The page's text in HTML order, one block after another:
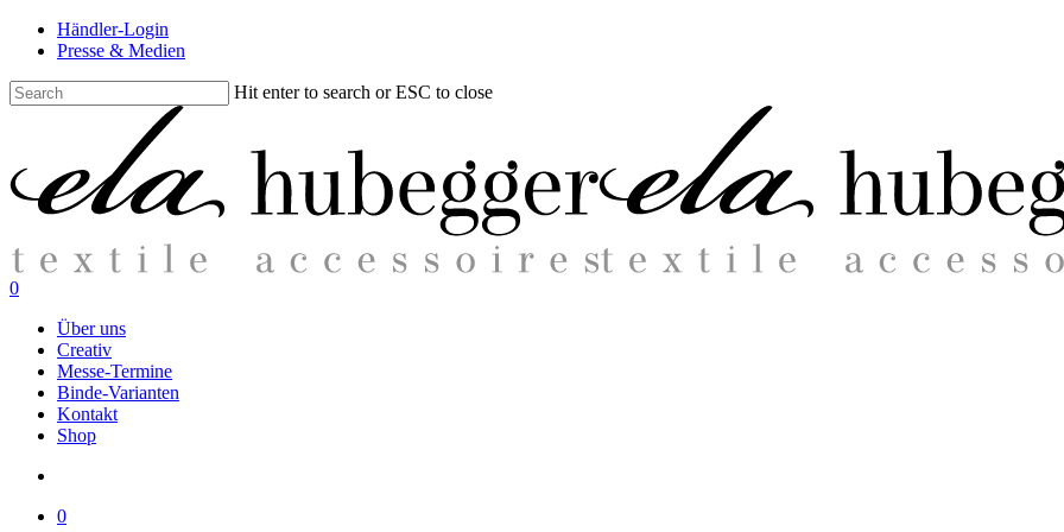
Skip
content
Händler-Login
Presse & Medien
Hit enter to search or ESC to close
search
0
Über uns
Creativ
Messe-Termine
Binde-Varianten
Kontakt
Shop
0